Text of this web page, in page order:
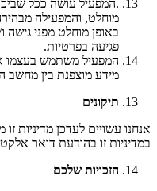
.המפעיל עושה ככל
מוחלט, והמפעילה
באופן מוחלט מפני
פגיעה בפרטיות.
המפעיל משתמש בעצמו
מידע מוצפנת בין מחשב
תיקונים
אנחנו עשויים לעדכן
במדיניות זו בהודעת דואר
הזכויות שלכם